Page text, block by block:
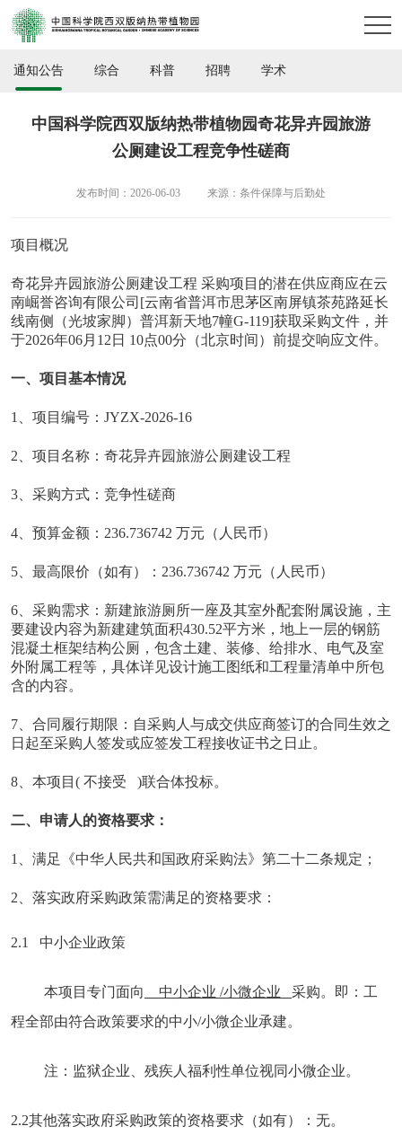
通知公告 综合 科普 招聘 学术
中国科学院西双版纳热带植物园奇花异卉园旅游
公厕建设工程竞争性磋商
发布时间：2026-06-03 来源：条件保障与后勤处
项目概况
奇花异卉园旅游公厕建设工程 采购项目的潜在供应商应在云
南崛誉咨询有限公司[云南省普洱市思茅区南屏镇茶苑路延长
线南侧（光坡家脚）普洱新天地7幢G-119]获取采购文件，并
于2026年06月12日 10点00分（北京时间）前提交响应文件。
一、项目基本情况
1、项目编号：JYZX-2026-16
2、项目名称：奇花异卉园旅游公厕建设工程
3、采购方式：竞争性磋商
4、预算金额：236.736742 万元（人民币）
5、最高限价（如有）：236.736742 万元（人民币）
6、采购需求： 新建旅游厕所一座及其室外配套附属设施，主
要建设内容为新建建筑面积430.52平方米，地上一层的钢筋
混凝土框架结构公厕，包含土建、装修、给排水、电气及室
外附属工程等，具体详见设计施工图纸和工程量清单中所包
含的内容。
7、合同履行期限：自采购人与成交供应商签订的合同生效之
日起至采购人签发或应签发工程接收证书之日止。
8、本项目( 不接受 )联合体投标。
二、申请人的资格要求：
1、满足《中华人民共和国政府采购法》第二十二条规定；
2、落实政府采购政策需满足的资格要求：
2.1 中小企业政策
本项目专门面向 中小企业 /小微企业 采购。即：工
程全部由符合政策要求的中小/小微企业承建。
注：监狱企业、残疾人福利性单位视同小微企业。
2.2其他落实政府采购政策的资格要求（如有）：无。